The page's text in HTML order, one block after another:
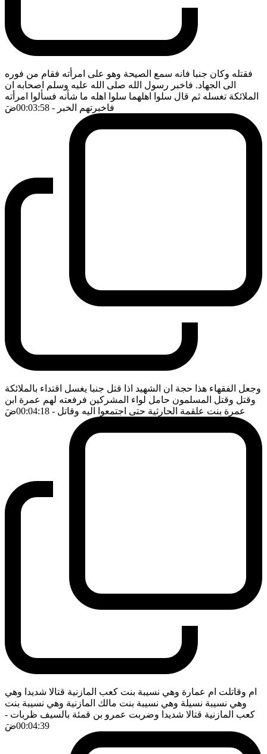
فقتله وكان جنبا فانه سمع الصيحة وهو على امرأته فقام من فوره
الى الجهاد. فاخبر رسول الله صلى الله عليه وسلم اصحابه ان
الملائكة تغسله ثم قال سلوا اهلهما سلوا اهله ما شأنه فسألوا امرأته
فاخبرتهم الخبر - 00:03:58 ضَ
وجعل الفقهاء هذا حجة ان الشهيد اذا قتل جنبا يغسل اقتداء بالملائكة
وقتل وقتل المسلمون حامل لواء المشركين فرفعته لهم عمرة ابن
عمرة بنت علقمة الحارثية حتى اجتمعوا اليه وقاتل - 00:04:18 ضَ
ام وقاتلت ام عمارة وهي نسيبة بنت كعب المازنية قتالا شديدا وهي
وهي نسيبة نسيلة وهي نسيبة بنت مالك المازنية وهي نسيبة بنت
كعب المازنية قتالا شديدا وضربت عمرو بن قمئة بالسيف ظربات -
00:04:39ضَ